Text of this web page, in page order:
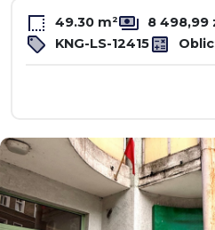
49.30 m² 8 498,99
KNG-LS-12415